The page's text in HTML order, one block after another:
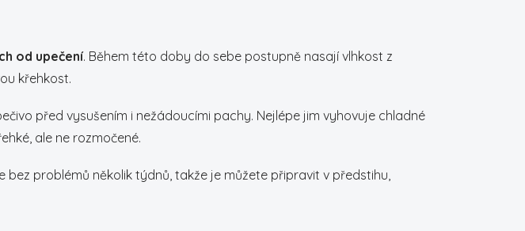
od upečení. Během této doby do sebe postupně nasají vlhkost z
křehkost.
před vysušením i nežádoucími pachy. Nejlépe jim vyhovuje chladné
ale ne rozmočené.
bez problémů několik týdnů, takže je můžete připravit v předstihu,